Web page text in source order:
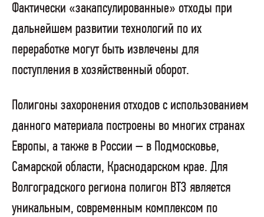
Фактически «закапсулированные» отходы при
дальнейшем развитии технологий по их
переработке могут быть извлечены для
поступления в хозяйственный оборот.
Полигоны захоронения отходов с использованием
данного материала построены во многих странах
Европы, а также в России – в Подмосковье,
Самарской области, Краснодарском крае. Для
Волгоградского региона полигон ВТЗ является
уникальным, современным комплексом по